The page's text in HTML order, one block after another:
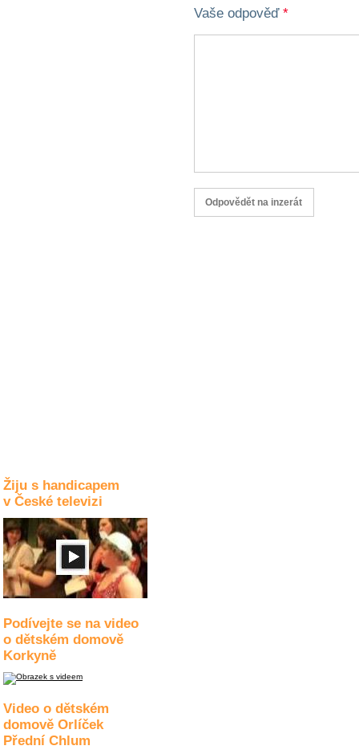
Žiju s handicapem
v České televizi
Podívejte se na video
o dětském domově
Korkyně
Video o dětském
domově Orlíček
Přední Chlum
Vaše odpověď *